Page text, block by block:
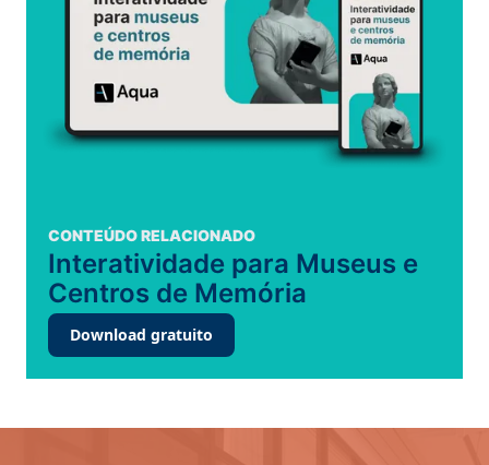
CONTEÚDO RELACIONADO
Interatividade para Museus e
Centros de Memória
Download gratuito